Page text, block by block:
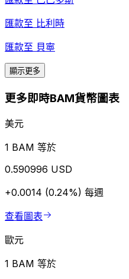
匯款至 比利時
匯款至 貝寧
顯示更多
更多即時BAM貨幣圖表
美元
1 BAM 等於
0.590996 USD
+0.0014 (0.24%) 每週
查看圖表
歐元
1 BAM 等於